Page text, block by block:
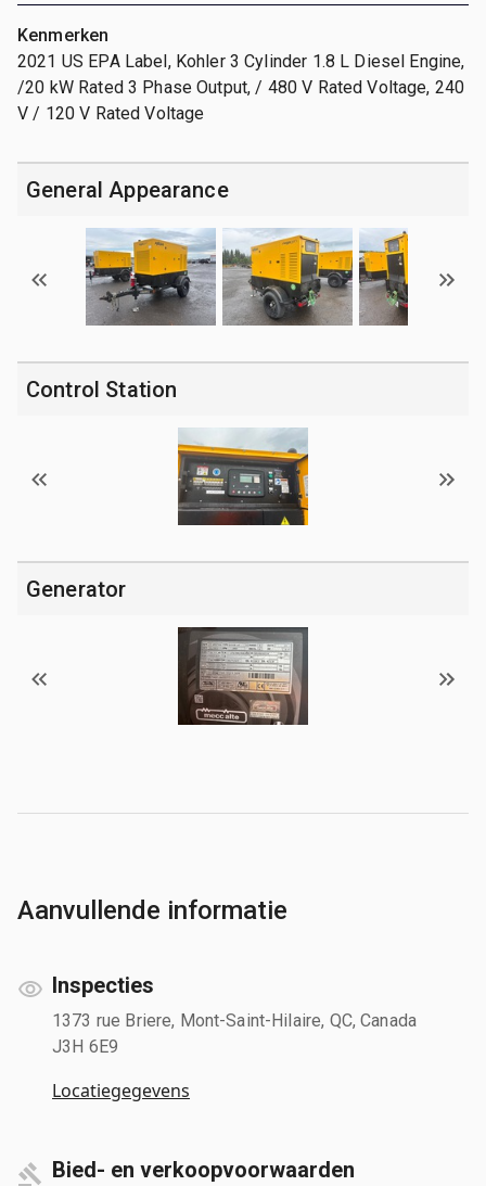
Kenmerken
2021 US EPA Label, Kohler 3 Cylinder 1.8 L Diesel Engine,
/20 kW Rated 3 Phase Output, / 480 V Rated Voltage, 240
V / 120 V Rated Voltage
General Appearance
Control Station
Generator
Aanvullende informatie
Inspecties
1373 rue Briere, Mont-Saint-Hilaire, QC, Canada
J3H 6E9
Locatiegegevens
Bied- en verkoopvoorwaarden